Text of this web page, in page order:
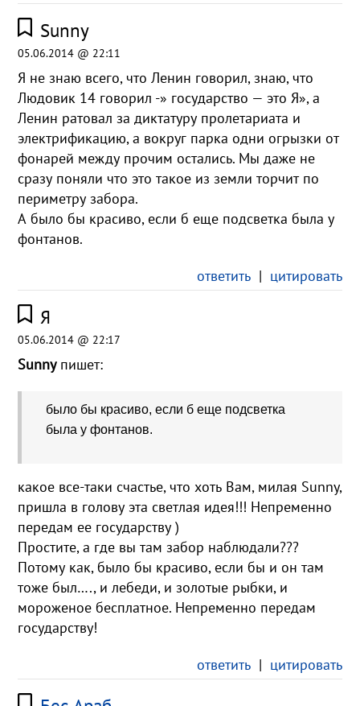
Sunny
05.06.2014 @ 22:11
Я не знаю всего, что Ленин говорил, знаю, что
Людовик 14 говорил -» государство — это Я», а
Ленин ратовал за диктатуру пролетариата и
электрификацию, а вокруг парка одни огрызки от
фонарей между прочим остались. Мы даже не
сразу поняли что это такое из земли торчит по
периметру забора.
А было бы красиво, если б еще подсветка была у
фонтанов.
ответить| цитировать
Я
05.06.2014 @ 22:17
Sunnyпишет:
было бы красиво, если б еще подсветка
была у фонтанов.
какое все-таки счастье, что хоть Вам, милая Sunny,
пришла в голову эта светлая идея!!! Непременно
передам ее государству )
Простите, а где вы там забор наблюдали???
Потому как, было бы красиво, если бы и он там
тоже был…., и лебеди, и золотые рыбки, и
мороженое бесплатное. Непременно передам
государству!
ответить| цитировать